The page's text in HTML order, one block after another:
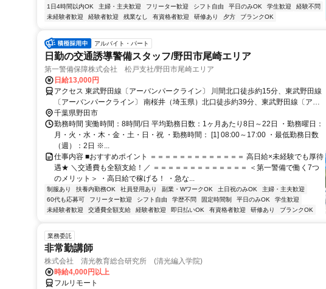
1日4時間以内OK
主婦・主夫歓迎 フリーター歓迎 シフト自由 平日のみOK 学生歓迎
経験不問
未経験者歓迎
経験者歓迎 残業なし 有資格者歓迎 研修あり 夕方 ブランクOK
アルバイト・パート
日勤の交通誘導警備スタッフ/野田市尾崎エリア
第一警備保障株式会社 松戸支社/野田市尾崎エリア
日給13,000円
アクセス 東武野田線〔アーバンパークライン〕 川間北口徒歩約15分、東武野田線
〔アーバンパークライン〕 南桜井（埼玉県）北口徒歩約39分、東武野田線〔アー
バンパークライン〕 七光台西口徒歩約40分 直行直帰OK＊交通費全額支給＊
千葉県野田市
勤務時間 実働時間：8時間/日 平均勤務日数：1ヶ月あたり8日～22日 ・勤務曜日：
月・火・水・木・金・土・日・祝 ・勤務時間： [1] 08:00～17:00 ・最低勤務日数
（週）：2日 ※...
仕事内容 ■おすすめポイント ＝＝＝＝＝＝＝＝＝＝＝＝＝ 高日給×未経験でも厚待
遇★ ＼交通費も全額支給！／ ＝＝＝＝＝＝＝＝＝＝＝＝＝ ＜第一警備で働く7つ
のメリット＞ ・高日給で稼げる！ ・急な...
制服あり 扶養内勤務OK 社員登用あり 副業・WワークOK 土日祝のみOK
主婦・主夫歓迎
60代も応募可
フリーター歓迎 シフト自由 学歴不問 固定時間制 平日のみOK
学生歓迎
未経験者歓迎
交通費全額支給 経験者歓迎 即日払いOK 有資格者歓迎 研修あり ブランクOK
業務委託
非常勤講師
株式会社 清光教育総合研究所 (清光編入学院)
時給4,000円以上
フルリモート